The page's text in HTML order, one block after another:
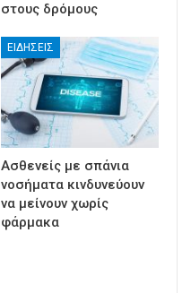
στους δρόμους
ΕΙΔΉΣΕΙΣ
Ασθενείς με σπάνια
νοσήματα κινδυνεύουν
να μείνουν χωρίς
φάρμακα